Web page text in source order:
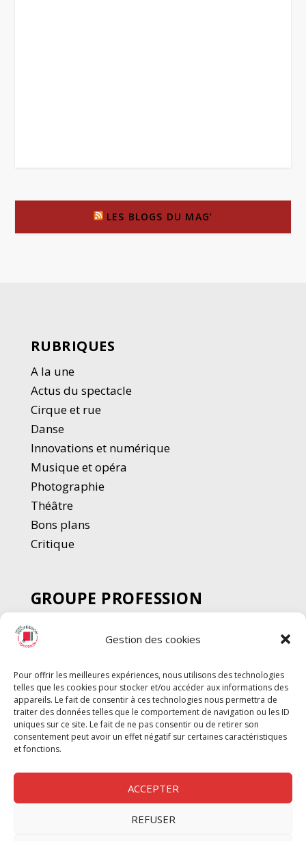
Gestion des cookies
Pour offrir les meilleures expériences, nous utilisons des technologies
telles que les cookies pour stocker et/ou accéder aux informations des
appareils. Le fait de consentir à ces technologies nous permettra de
traiter des données telles que le comportement de navigation ou les ID
uniques sur ce site. Le fait de ne pas consentir ou de retirer son
consentement peut avoir un effet négatif sur certaines caractéristiques
et fonctions.
ACCEPTER
REFUSER
LES BLOGS DU MAG’
RUBRIQUES
A la une
Actus du spectacle
Cirque et rue
Danse
Innovations et numérique
Musique et opéra
Photographie
Théâtre
Bons plans
Critique
GROUPE PROFESSION
SPECTACLE
Chèque Intermittents
Chèque Compta
Chèque Emploi Spectacle
G-Pods
Profession Audio-visuel